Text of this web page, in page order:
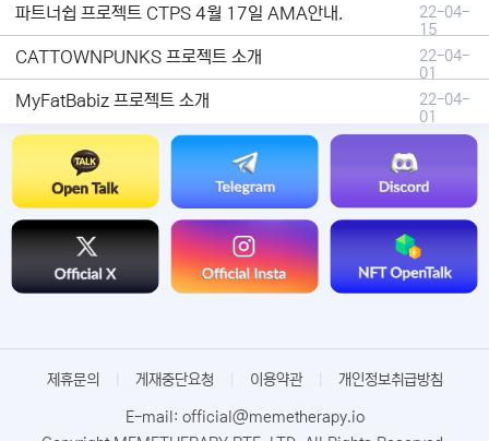
파트너쉽 프로젝트 CTPS 4월 17일 AMA안내.
22-04-
15
CATTOWNPUNKS 프로젝트 소개
22-04-
01
MyFatBabiz 프로젝트 소개
22-04-
01
제휴문의 게재중단요청 이용약관 개인정보취급방침
E-mail: official@memetherapy.io